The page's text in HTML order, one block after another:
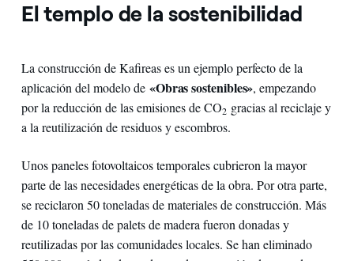
El templo de la sostenibilidad
La construcción de Kafireas es un ejemplo perfecto de la
aplicación del modelo de «Obras sostenibles», empezando
por la reducción de las emisiones de CO2 gracias al reciclaje y
a la reutilización de residuos y escombros.
Unos paneles fotovoltaicos temporales cubrieron la mayor
parte de las necesidades energéticas de la obra. Por otra parte,
se reciclaron 50 toneladas de materiales de construcción. Más
de 10 toneladas de palets de madera fueron donadas y
reutilizadas por las comunidades locales. Se han eliminado